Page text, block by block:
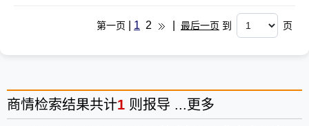
第一页 1 2 最后一页 到 页
商情检索结果共计1 则报导 ... 更多